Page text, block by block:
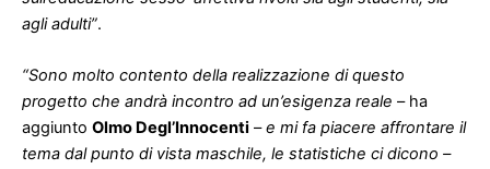
agli adulti”.
“Sono molto contento della realizzazione di questo
progetto che andrà incontro ad un’esigenza reale – ha
aggiunto Olmo Degl’Innocenti –e mi fa piacere affrontare il
tema dal punto di vista maschile, le statistiche ci dicono –